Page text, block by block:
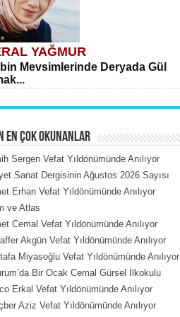
YAĞMUR
Mevsimlerinde Deryada Gül
ÇOBAN
Put Dışardaki Maskeler...
EN ÇOK OKUNANLAR
Sergen Vefat Yıldönümünde Anılıyor
Sanat Dergisinin Ağustos 2026 Sayısı
Erhan Vefat Yıldönümünde Anılıyor
ve Atlas
Cemal Vefat Yıldönümünde Anılıyor
Akgün Vefat Yıldönümünde Anılıyor
Miyasoğlu Vefat Yıldönümünde Anılıyor
Bir Ocak Cemal Gürsel İlkokulu
Erkal Vefat Yıldönümünde Anılıyor
Aziz Vefat Yıldönümünde Anılıyor